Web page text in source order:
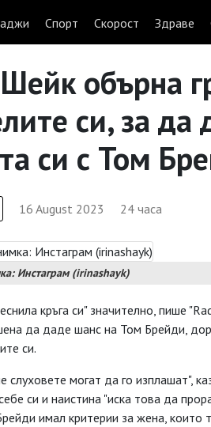
Спорт Скорост Здраве
обърна
си, за да
си с Том
16 August 2023 24 часа
Инстаграм (irinashayk)
кръга си" значително, пише
да даде шанс на Том Брейди,
си.
слуховете могат да го изплашат",
си и наистина "иска това да
имал критерии за жена, които